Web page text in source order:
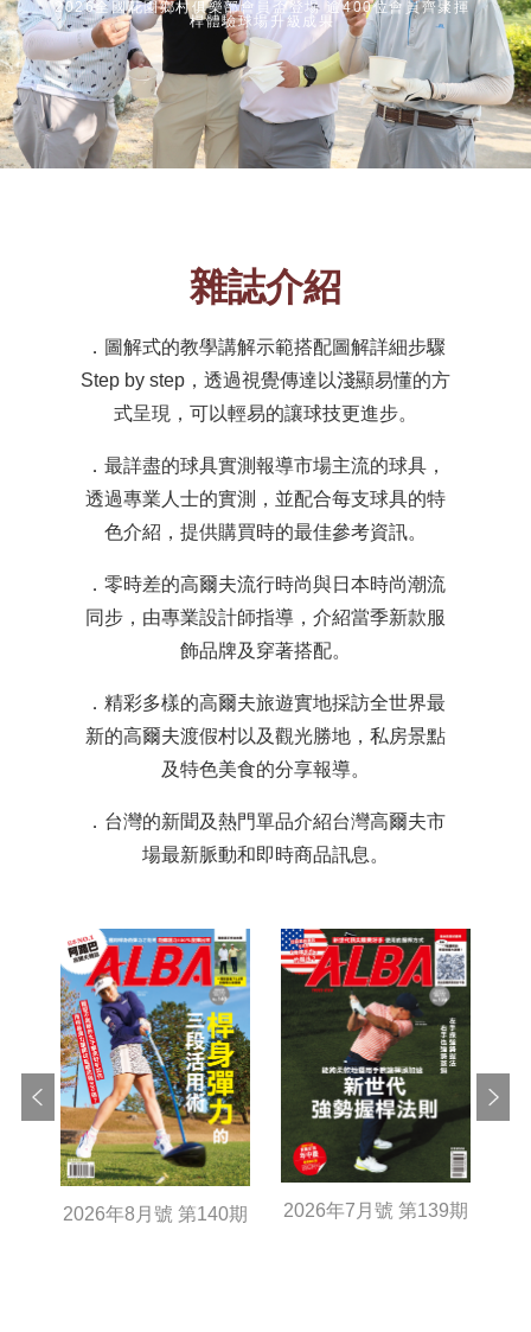
2026全國花園鄉村俱樂部會員盃登場 逾400位會員齊聚揮
桿體驗球場升級成果
雜誌介紹
．圖解式的教學講解示範搭配圖解詳細步驟
Step by step，透過視覺傳達以淺顯易懂的方
式呈現，可以輕易的讓球技更進步。
．最詳盡的球具實測報導市場主流的球具，
透過專業人士的實測，並配合每支球具的特
色介紹，提供購買時的最佳參考資訊。
．零時差的高爾夫流行時尚與日本時尚潮流
同步，由專業設計師指導，介紹當季新款服
飾品牌及穿著搭配。
．精彩多樣的高爾夫旅遊實地採訪全世界最
新的高爾夫渡假村以及觀光勝地，私房景點
及特色美食的分享報導。
．台灣的新聞及熱門單品介紹台灣高爾夫市
場最新脈動和即時商品訊息。
Previous
2026年8月號 第140期 2026年7月號 第139期
Next